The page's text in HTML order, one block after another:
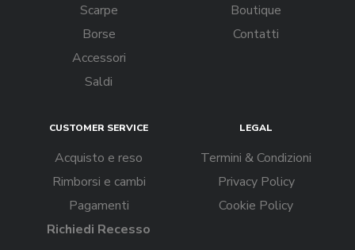
Scarpe
Borse
Accessori
Saldi
Boutique
Contatti
CUSTOMER SERVICE
Acquisto e reso
Rimborsi e cambi
Pagamenti
Richiedi Recesso
LEGAL
Termini & Condizioni
Privacy Policy
Cookie Policy